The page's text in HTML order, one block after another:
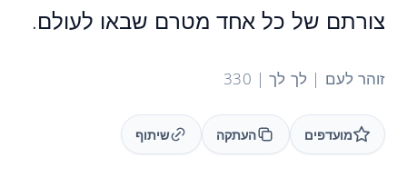
צורתם של כל אחד מטרם שבאו לעולם.
זוהר לעם | לך לך | 330
מועדפים העתקה שיתוף